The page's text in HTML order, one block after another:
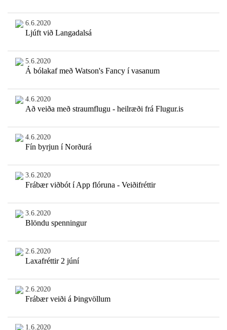
6.6.2020
Ljúft við Langadalsá
5.6.2020
Á bólakaf með Watson's Fancy í vasanum
4.6.2020
Að veiða með straumflugu - heilræði frá Flugur.is
4.6.2020
Fín byrjun í Norðurá
3.6.2020
Frábær viðbót í App flóruna - Veiðifréttir
3.6.2020
Blöndu spenningur
2.6.2020
Laxafréttir 2 júní
2.6.2020
Frábær veiði á Þingvöllum
1.6.2020